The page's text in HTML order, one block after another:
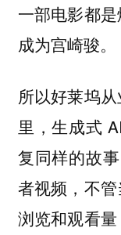
一部电影都
成为宫崎骏。
所以好莱坞
里，生成式
复同样的故
者视频，不管
浏览和观看